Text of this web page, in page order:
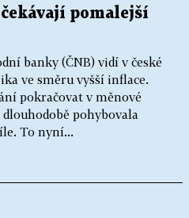
pomalejší
banky (ČNB) vidí v české
ve směru vyšší inflace.
pokračovat v měnové
pohybovala
To nyní...